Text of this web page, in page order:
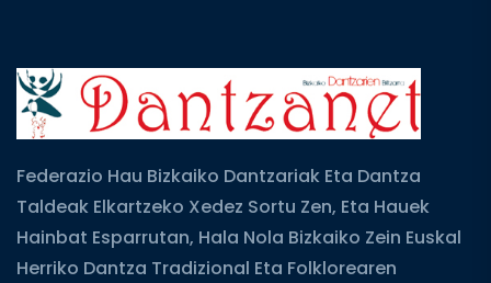
Federazio Hau Bizkaiko Dantzariak Eta Dantza
Taldeak Elkartzeko Xedez Sortu Zen, Eta Hauek
Hainbat Esparrutan, Hala Nola Bizkaiko Zein Euskal
Herriko Dantza Tradizional Eta Folklorearen